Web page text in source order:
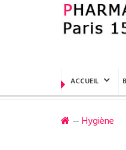
ACCUEIL
Hygiène